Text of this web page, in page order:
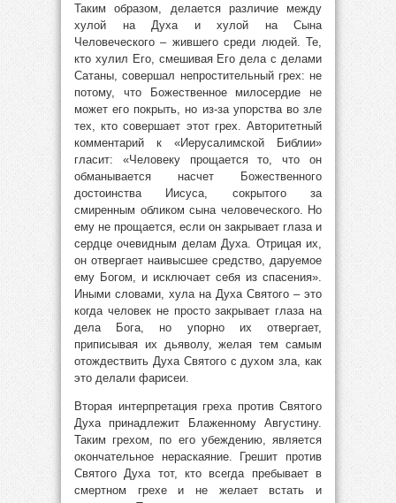
Таким образом, делается различие между
хулой на Духа и хулой на Сына
Человеческого – жившего среди людей. Те,
кто хулил Его, смешивая Его дела с делами
Сатаны, совершал непростительный грех: не
потому, что Божественное милосердие не
может его покрыть, но из-за упорства во зле
тех, кто совершает этот грех. Авторитетный
комментарий к «Иерусалимской Библии»
гласит: «Человеку прощается то, что он
обманывается насчет Божественного
достоинства Иисуса, сокрытого за
смиренным обликом сына человеческого. Но
ему не прощается, если он закрывает глаза и
сердце очевидным делам Духа. Отрицая их,
он отвергает наивысшее средство, даруемое
ему Богом, и исключает себя из спасения».
Иными словами, хула на Духа Святого – это
когда человек не просто закрывает глаза на
дела Бога, но упорно их отвергает,
приписывая их дьяволу, желая тем самым
отождествить Духа Святого с духом зла, как
это делали фарисеи.
Вторая интерпретация греха против Святого
Духа принадлежит Блаженному Августину.
Таким грехом, по его убеждению, является
окончательное нераскаяние. Грешит против
Святого Духа тот, кто всегда пребывает в
смертном грехе и не желает встать и